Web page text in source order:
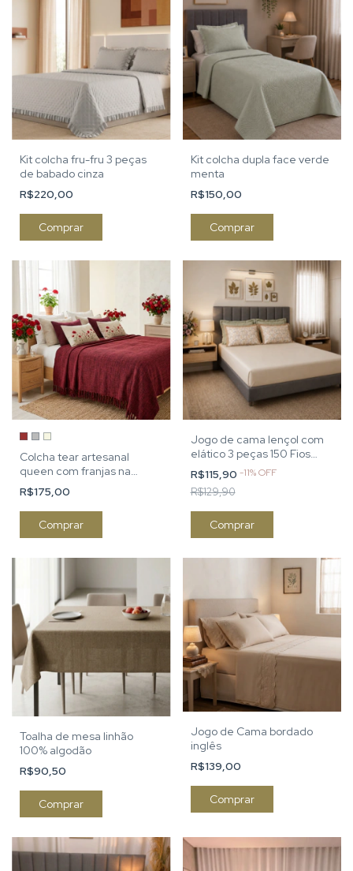
Kit colcha fru-fru 3 peças
de babado cinza
R$220,00
Comprar
Kit colcha dupla face verde
menta
R$150,00
Comprar
Colcha tear artesanal
queen com franjas na
laterais bordô
R$175,00
Comprar
Jogo de cama lençol com
elático 3 peças 150 Fios
algodão folhagens
R$115,90 -11%OFF
R$129,90
Comprar
Toalha de mesa linhão
100% algodão
R$90,50
Comprar
Jogo de Cama bordado
inglês
R$139,00
Comprar